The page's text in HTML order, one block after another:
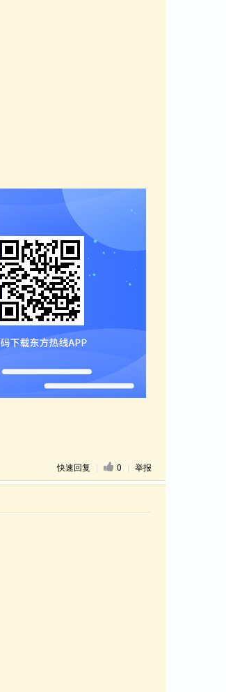
快速回复 | 0 | 举报